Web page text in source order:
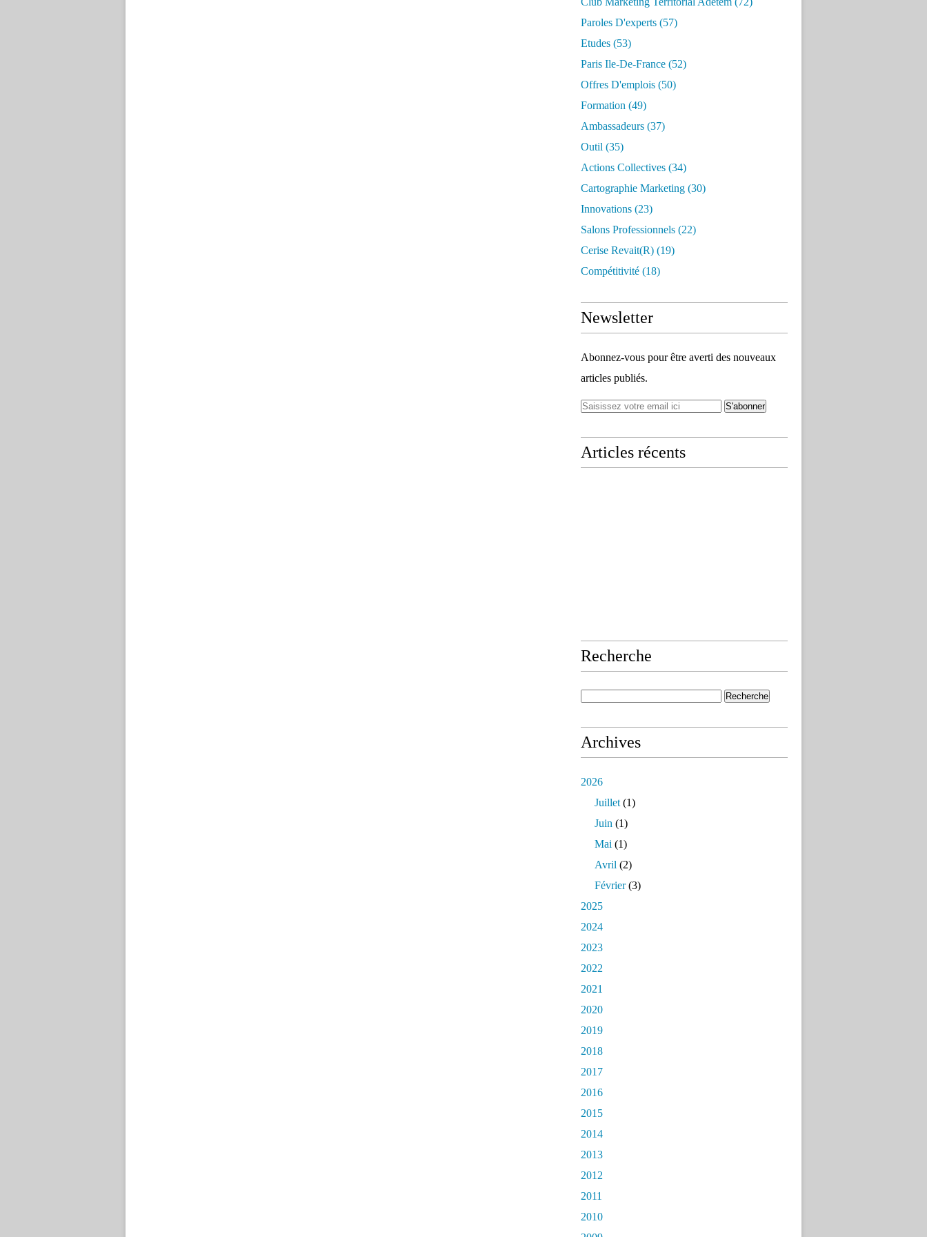
Paroles D'experts (57)
Etudes (53)
Paris Ile-De-France (52)
Offres D'emplois (50)
Formation (49)
Ambassadeurs (37)
Outil (35)
Actions Collectives (34)
Cartographie Marketing (30)
Innovations (23)
Salons Professionnels (22)
Cerise Revait(r) (19)
Compétitivité (18)
Newsletter
Abonnez-vous pour être averti des nouveaux
articles publiés.
Articles récents
Recherche
Archives
2026
Juillet (1)
Juin (1)
Mai (1)
Avril (2)
Février(3)
2025
2024
2023
2022
2021
2020
2019
2018
2017
2016
2015
2014
2013
2012
2011
2010